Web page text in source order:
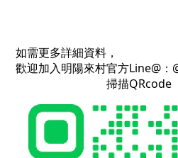
如需更多詳細資料，
歡迎加入明陽來村官方Line@：
掃描QRcode